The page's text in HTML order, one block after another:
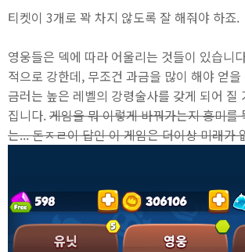
티켓이 3개로 꽉 차지 않도록 잘 해줘야 하죠.
영웅들은 덱에 따라 어울리는 것들이 있습니
적으로 강한데, 무조건 과금을 많이 해야 얻
금러는 높은 레벨의 강령술사를 갖게 되어 질
집니다.게임을 뭐 이렇게 바꿔가는지 흥미를
는... 돈ㅈㄹ이 답인 이 게임은 더이상 미래가